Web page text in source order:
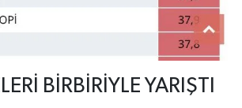
BİRBİRİYLE YARIŞTI